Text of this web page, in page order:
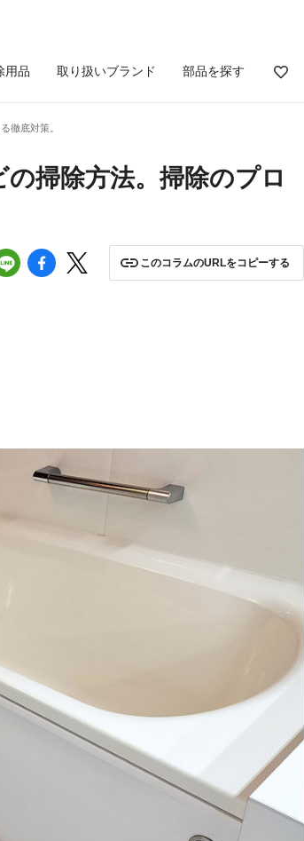
用品 取り扱いブランド 部品を探す
徹底対策。
掃除方法。掃除のプロ
このコラムのURLをコピーする